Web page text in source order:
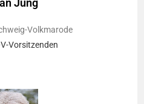
Volkmarode
Vorsitzenden